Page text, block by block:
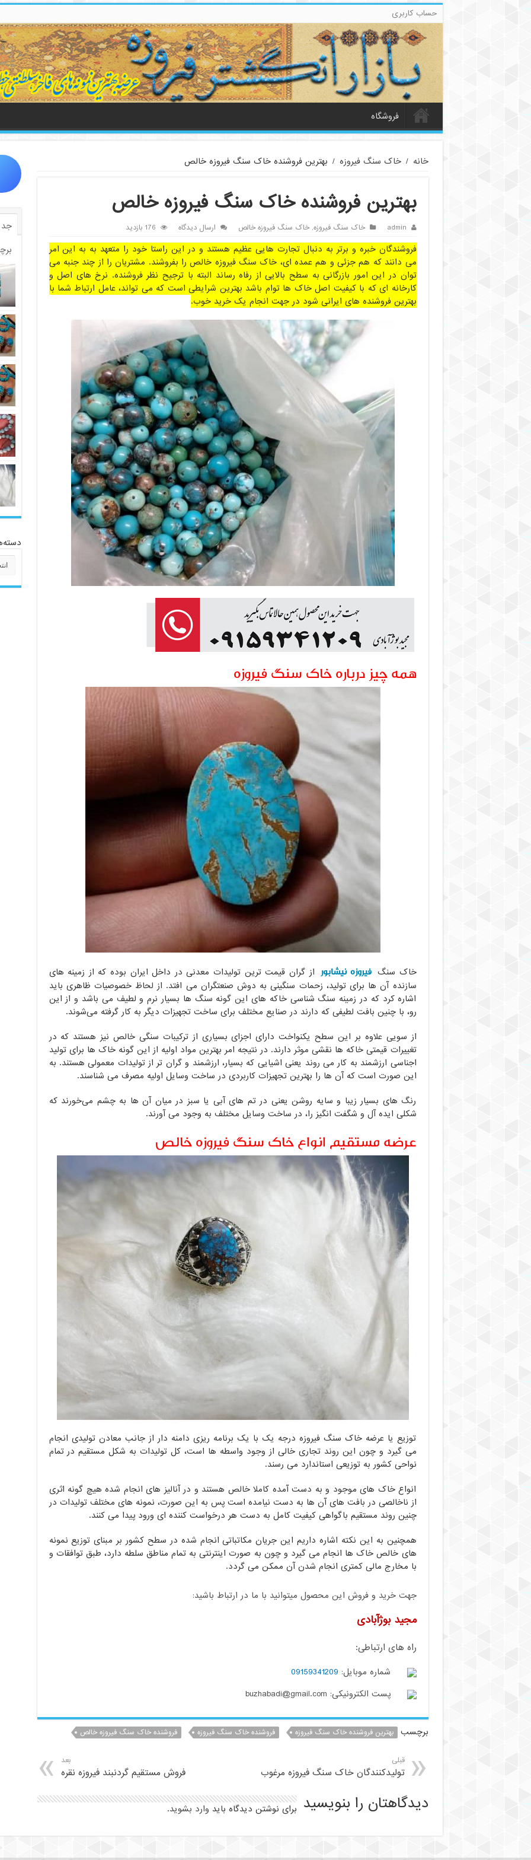
حساب کاربری
فروشگاه
خانه / خاک سنگ فیروزه / بهترین فروشنده خاک سنگ فیروزه خالص
بهترین فروشنده خاک سنگ فیروزه خالص
admin خاک سنگ فیروزه,خاک سنگ فیروزه خالص ارسال دیدگاه 176 بازدید
فروشندگان خبره و برتر به دنبال تجارت هایی عظیم هستند و در این راستا خود را متعهد به به این امر
می دانند که هم جزئی و هم عمده ای، خاک سنگ فیروزه خالص را بفروشند. مشتریان را از چند جنبه می
توان در این امور بازرگانی به سطح بالایی از رفاه رساند البته با ترجیح نظر فروشنده. نرخ های اصل و
کارخانه ای که با کیفیت اصل خاک ها توام باشد بهترین شرایطی است که می تواند، عامل ارتباط شما با
بهترین فروشنده های ایرانی شود در جهت انجام یک خرید خوب.
همه چیز درباره خاک سنگ فیروزه
خاک سنگ فیروزه نیشابور از گران قیمت ترین تولیدات معدنی در داخل ایران بوده که از زمینه های
سازنده آن ها برای تولید، زحمات سنگینی به دوش صنعتگران می افتد. از لحاظ خصوصیات ظاهری باید
اشاره کرد که در زمینه سنگ شناسی خاکه های این گونه سنگ ها بسیار نرم و لطیف می باشد و از این
رو، با چنین بافت لطیفی که دارند در صنایع مختلف برای ساخت تجهیزات دیگر به کار گرفته می‌شوند.
از سویی علاوه بر این سطح یکنواخت دارای اجزای بسیاری از ترکیبات سنگی خالص نیز هستند که در
تغییرات قیمتی خاکه ها نقشی موثر دارند. در نتیجه امر بهترین مواد اولیه از این گونه خاک ها برای تولید
اجناسی ارزشمند به کار می روند یعنی اشیایی که بسیار، ارزشمند و گران تر از تولیدات معمولی هستند. به
این صورت است که آن ها را بهترین تجهیزات کاربردی در ساخت وسایل اولیه مصرف می شناسند.
رنگ های بسیار زیبا و سایه روشن یعنی در تم های آبی یا سبز در میان آن ها به چشم می‌خورند که
شکلی ایده آل و شگفت انگیز را، در ساخت وسایل مختلف به وجود می‌ آورند.
عرضه مستقیم انواع خاک سنگ فیروزه خالص
توزیع یا عرضه خاک سنگ فیروزه درجه یک با یک برنامه ریزی دامنه دار از جانب معادن تولیدی انجام
می‌ گیرد و چون این روند تجاری خالی از وجود واسطه ها است، کل تولیدات به شکل مستقیم در تمام
نواحی کشور به توزیعی استاندارد می رسند.
انواع خاک های موجود و به دست آمده کاملا خالص هستند و در آنالیز های انجام شده هیچ گونه اثری
از ناخالصی در بافت های آن ها به دست نیامده است پس به این صورت، نمونه های مختلف تولیدات در
چنین روند مستقیم باگواهی کیفیت کامل به دست هر درخواست کننده ای ورود پیدا می کنند.
همچنین به این نکته اشاره داریم این جریان مکاتباتی انجام شده در سطح کشور بر مبنای توزیع نمونه
های خالص خاک ها انجام می گیرد و چون به صورت اینترنتی به تمام مناطق سلطه دارد، طبق توافقات و
با مخارج مالی کمتری انجام شدن آن ممکن می گردد.
جهت خرید و فروش این محصول میتوانید با ما در ارتباط باشید:
مجید بوژآبادی
راه های ارتباطی:
شماره موبایل: 09159341209
پست الکترونیکی: buzhabadi@gmail.com
برچسب بهترین فروشنده خاک سنگ فیروزه فروشنده خاک سنگ فیروزه فروشنده خاک سنگ فیروزه خالص
قبلی
تولیدکنندگان خاک سنگ فیروزه مرغوب
بعد
فروش مستقیم گردنبند فیروزه نقره
دیدگاهتان را بنویسید برای نوشتن دیدگاه باید وارد بشوید.